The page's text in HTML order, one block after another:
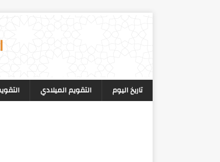
تاريخ اليوم التقويم الميلادي